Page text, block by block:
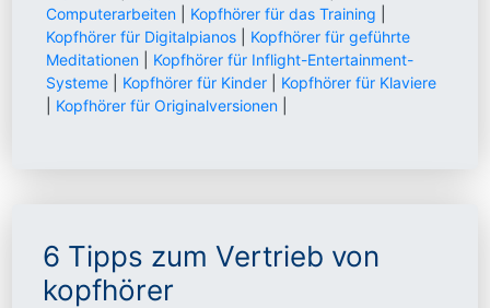
Computerarbeiten
Kopfhörer für das Training
Kopfhörer für Digitalpianos
Kopfhörer für geführte
Meditationen
Kopfhörer für Inflight-Entertainment-
Systeme
Kopfhörer für Kinder
Kopfhörer für Klaviere
Kopfhörer für Originalversionen
6 Tipps zum Vertrieb von
kopfhörer